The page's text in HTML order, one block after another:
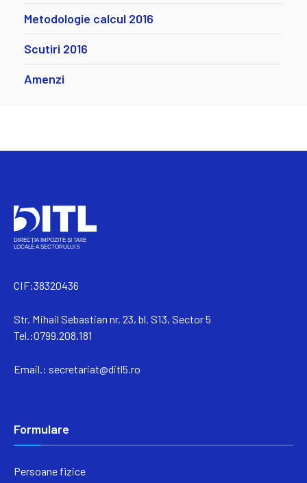
Metodologie calcul 2016
Scutiri 2016
Amenzi
CIF:38320436
Str. Mihail Sebastian nr. 23, bl. S13, Sector 5
Tel.:0799.208.181
Email.: secretariat@ditl5.ro
Formulare
Persoane fizice